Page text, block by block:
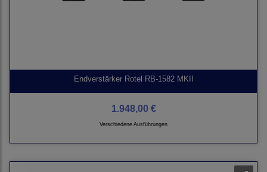
Endverstärker Rotel RB-1582 MKII
1.948,00 €
Verschiedene Ausführungen